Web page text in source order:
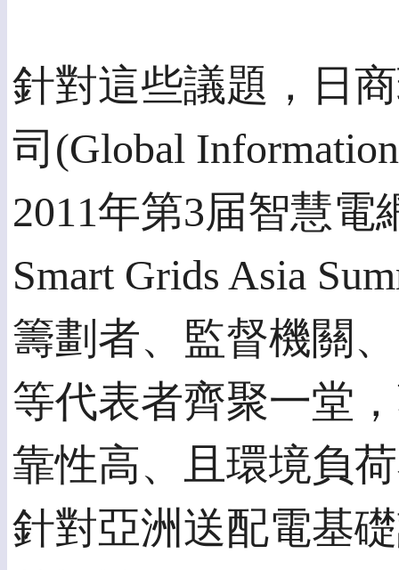
針對這些議題，日
司(Global
2011年第3届智慧電
Smart Grids Asia
籌劃者、監督機關
等代表者齊聚一堂
靠性高、且環境負
針對亞洲送配電基